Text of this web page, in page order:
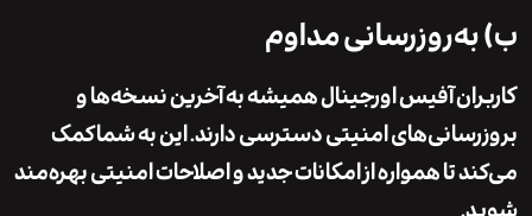
مداوم
آفیس اورجینال همیشه به آخرین نسخه‌ها و
امنیتی دسترسی دارند. این به شما کمک
تا همواره از امکانات جدید و اصلاحات امنیتی بهره‌مند